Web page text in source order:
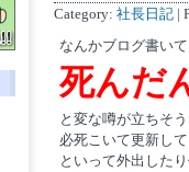
Category: 社長日記 |
なんかブログ書いて
死んだ
と変な噂が立ちそ
必死こいて更新して
といって外出した